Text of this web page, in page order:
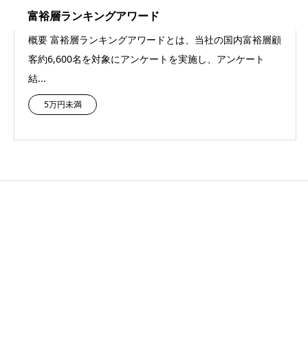
富裕層ランキングアワード
概要 富裕層ランキングアワードとは、当社の国内富裕層顧
客約6,600名を対象にアンケートを実施し、アンケート
結...
5万円未満